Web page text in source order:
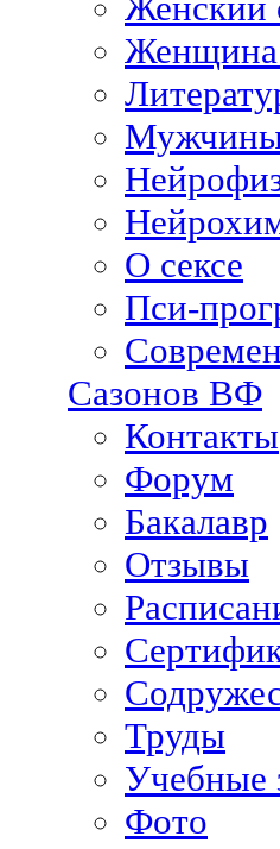
Женщина
О сексе
Пси-
Сазонов ВФ
Контакты
Форум
Бакалавр
Отзывы
Труды
Учебные
Фото